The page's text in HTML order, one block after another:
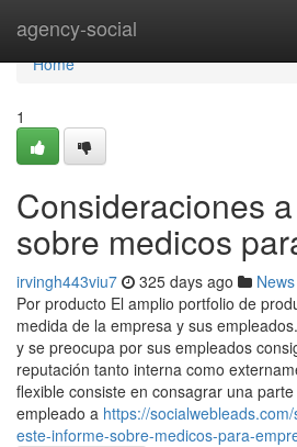
agency-social
Home
Home
1
Consideraciones
sobre medicos
irvingh443viu7 325 days ago News
Por producto El amplio portfolio de
medida de la empresa y sus
y se preocupa por sus empleados
reputación tanto interna como
flexible consiste en consagrar una
empleado a https://
este-informe-sobre-medicos-para-